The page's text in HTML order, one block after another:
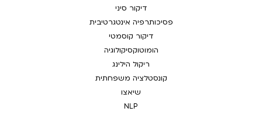
דיקור סיני
פסיכותרפיה אינטגרטיבית
דיקור קוסמטי
הומוטוקסיקולוגיה
ריקול הילינג
קונסטלציה משפחתית
שיאצו
NLP